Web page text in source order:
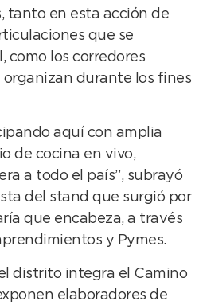
tanto en esta acción de
que se
como los corredores
organizan durante los fines
aquí con amplia
de cocina en vivo,
a todo el país”, subrayó
del stand que surgió por
que encabeza, a través
y Pymes.
distrito integra el Camino
elaboradores de